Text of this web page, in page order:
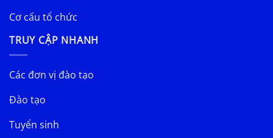
Cơ cấu tổ chức
TRUY CẬP NHANH
Các đơn vị đào tạo
Đào tạo
Tuyển sinh